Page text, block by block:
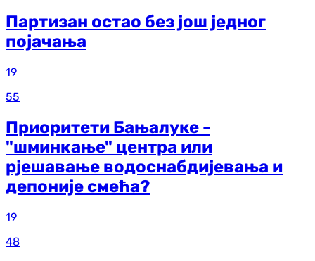
Партизан остао без још једног
појачања
19
55
Приоритети Бањалуке -
"шминкање" центра или
рјешавање водоснабдијевања и
депоније смећа?
19
48